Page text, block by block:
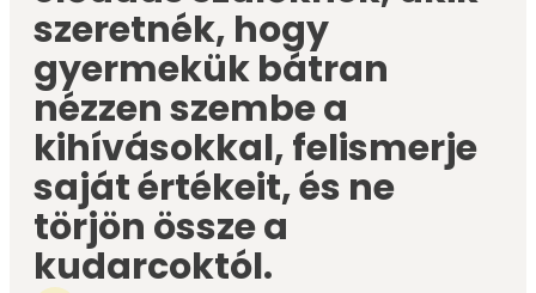
szeretnék, hogy
gyermekük bátran
nézzen szembe a
kihívásokkal, felismerje
saját értékeit, és ne
törjön össze a
kudarcoktól.